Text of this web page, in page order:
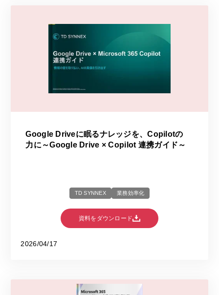
Google Driveに眠るナレッジを、Copilotの
力に～Google Drive × Copilot 連携ガイド～
TD SYNNEX 業務効率化
資料をダウンロード
2026/04/17